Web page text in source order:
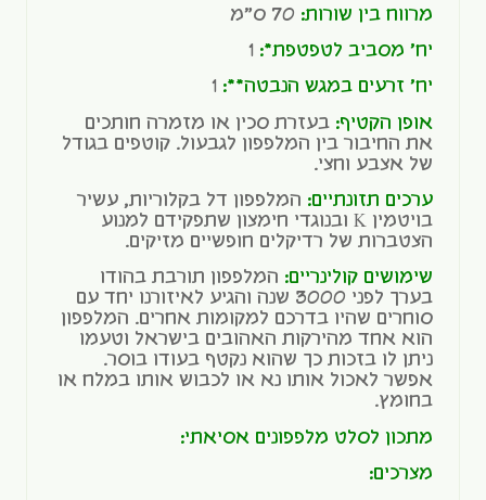
מרווח בין שורות:
יח' מסביב לטפטפת*: 1
יח' זרעים במגש הנבטה**:
אופן הקטיף: בעזרת סכין או מזמרה חותכים
את החיבור בין המלפפון לגבעול. קוטפים בגודל
של אצבע וחצי.
ערכים תזונתיים: המלפפון דל בקלוריות, עשיר
בויטמין K ובנוגדי חימצון שתפקידם למנוע
הצטברות של רדיקלים חופשיים מזיקים.
שימושים קולינריים: המלפפון תורבת בהודו
בערך לפני 3000 שנה והגיע לאיזורנו יחד עם
סוחרים שהיו בדרכם למקומות אחרים. המלפפון
הוא אחד מהירקות האהובים בישראל וטעמו
ניתן לו בזכות כך שהוא נקטף בעודו בוסר.
אפשר לאכול אותו נא או לכבוש אותו במלח או
בחומץ.
מתכון לסלט מלפפונים אסיאתי:
מצרכים: